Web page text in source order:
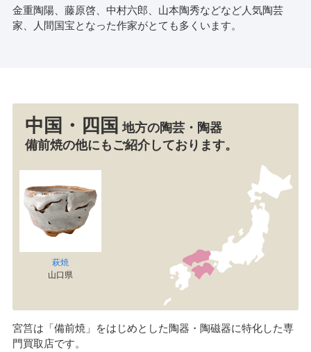
金重陶陽、藤原啓、中村六郎、山本陶秀などなど人気陶芸
家、人間国宝となった作家がとても多くいます。
中国・四国 地方の陶芸・陶器
備前焼の他にもご紹介しております。
萩焼
山口県
宮筥は「備前焼」をはじめとした陶器・陶磁器に特化した専
門買取店です。